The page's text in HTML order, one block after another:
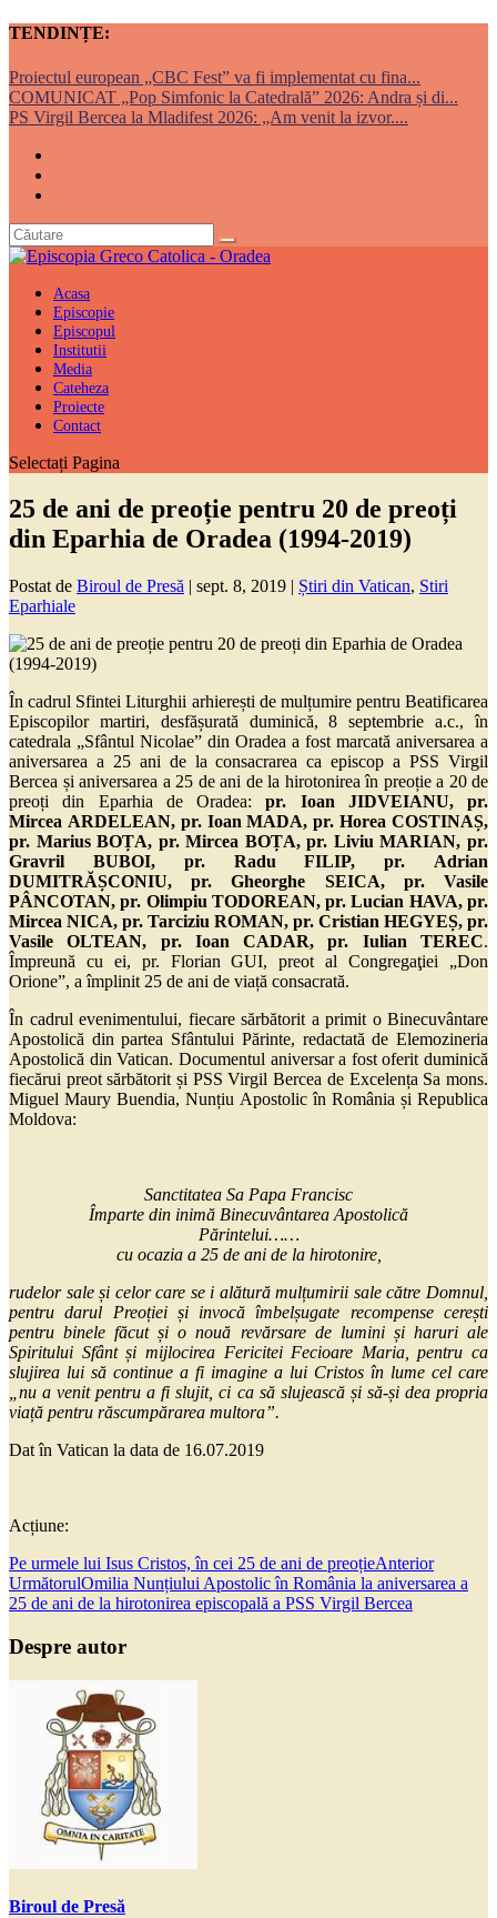
TENDINȚE:
Proiectul european „CBC Fest” va fi implementat cu fina...
COMUNICAT „Pop Simfonic la Catedrală” 2026: Andra și di...
PS Virgil Bercea la Mladifest 2026: „Am venit la izvor....
Acasa
Episcopie
Episcopul
Institutii
Media
Cateheza
Proiecte
Contact
Selectați Pagina
25 de ani de preoție pentru 20 de preoți
din Eparhia de Oradea (1994-2019)
Postat de Biroul de Presă | sept. 8, 2019 | Știri din Vatican, Stiri
Eparhiale
În cadrul Sfintei Liturghii arhierești de mulțumire pentru Beatificarea
Episcopilor martiri, desfășurată duminică, 8 septembrie a.c., în
catedrala „Sfântul Nicolae” din Oradea a fost marcată aniversarea a
aniversarea a 25 ani de la consacrarea ca episcop a PSS Virgil
Bercea și aniversarea a 25 de ani de la hirotonirea în preoție a 20 de
preoți din Eparhia de Oradea:pr. Ioan JIDVEIANU, pr.
Mircea ARDELEAN, pr. Ioan MADA, pr. Horea COSTINAȘ,
pr. Marius BOȚA, pr. Mircea BOȚA, pr. Liviu MARIAN, pr.
Gravril BUBOI, pr. Radu FILIP, pr. Adrian
DUMITRĂȘCONIU, pr. Gheorghe SEICA, pr. Vasile
PÂNCOTAN, pr. Olimpiu TODOREAN, pr. Lucian HAVA, pr.
Mircea NICA, pr. Tarciziu ROMAN, pr. Cristian HEGYEȘ, pr.
Vasile OLTEAN, pr. Ioan CADAR, pr. Iulian TEREC.
Împreună cu ei, pr. Florian GUI, preot al Congregaţiei „Don
Orione”, a împlinit 25 de ani de viață consacrată.
În cadrul evenimentului, fiecare sărbătorit a primit o Binecuvântare
Apostolică din partea Sfântului Părinte, redactată de Elemozineria
Apostolică din Vatican. Documentul aniversar a fost oferit duminică
fiecărui preot sărbătorit și PSS Virgil Bercea de Excelența Sa mons.
Miguel Maury Buendia, Nunțiu Apostolic în România și Republica
Moldova:
Sanctitatea Sa Papa Francisc
Împarte din inimă Binecuvântarea Apostolică
Părintelui……
cu ocazia a 25 de ani de la hirotonire,
rudelor sale și celor care se i alătură mulțumirii sale către Domnul,
pentru darul Preoției și invocă îmbelșugate recompense cerești
pentru binele făcut și o nouă revărsare de lumini și haruri ale
Spiritului Sfânt și mijlocirea Fericitei Fecioare Maria, pentru ca
slujirea lui să continue a fi imagine a lui Cristos în lume cel care
„nu a venit pentru a fi slujit, ci ca să slujească și să-și dea propria
viață pentru răscumpărarea multora”.
Dat în Vatican la data de 16.07.2019
Acțiune:
Pe urmele lui Isus Cristos, în cei 25 de ani de preoțieAnterior
UrmătorulOmilia Nunțiului Apostolic în România la aniversarea a
25 de ani de la hirotonirea episcopală a PSS Virgil Bercea
Despre autor
Biroul de Presă